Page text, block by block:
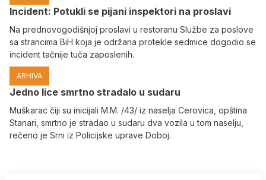
Incident: Potukli se pijani inspektori na proslavi
Na prednovogodišnjoj proslavi u restoranu Službe za poslove
sa strancima BiH koja je održana protekle sedmice dogodio se
incident tačnije tuča zaposlenih.
ARHIVA
Јedno lice smrtno stradalo u sudaru
Muškarac čiji su inicijali M.M. /43/ iz naselja Cerovica, opština
Stanari, smrtno je stradao u sudaru dva vozila u tom naselju,
rečeno je Srni iz Policijske uprave Doboj.